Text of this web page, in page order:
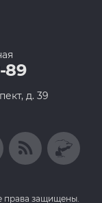
89
д. 39
права защищены.